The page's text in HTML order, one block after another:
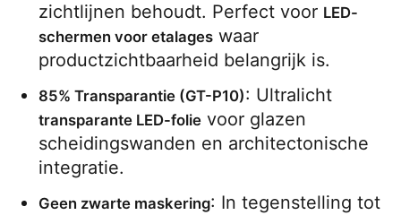
Overleg het LEIDENE Scherm
COB LED VIDEO WALL
zichtlijnen behoudt. Perfect voor LED-
schermen voor etalages waar
productzichtbaarheid belangrijk is.
85% Transparantie (GT-P10)
transparante LED-folie voor glazen
scheidingswanden en architectonische
integratie.
Geen zwarte maskering: In tegenstelling tot